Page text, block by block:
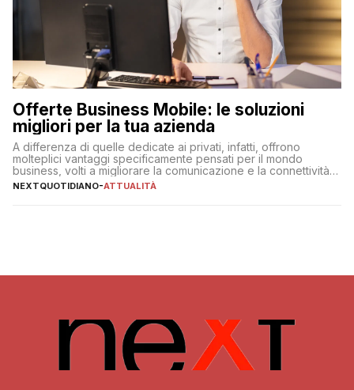
Offerte Business Mobile: le soluzioni
migliori per la tua azienda
A differenza di quelle dedicate ai privati, infatti, offrono
molteplici vantaggi specificamente pensati per il mondo
business, volti a migliorare la comunicazione e la connettività
degli utenti
NEXTQUOTIDIANO-ATTUALITÀ